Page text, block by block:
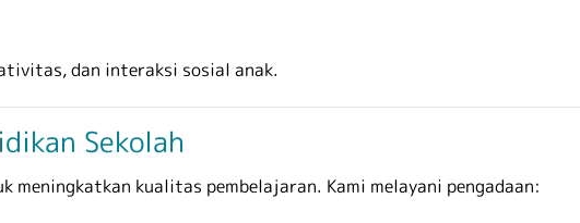
dan interaksi sosial anak.
Sekolah
kualitas pembelajaran. Kami melayani pengadaan: